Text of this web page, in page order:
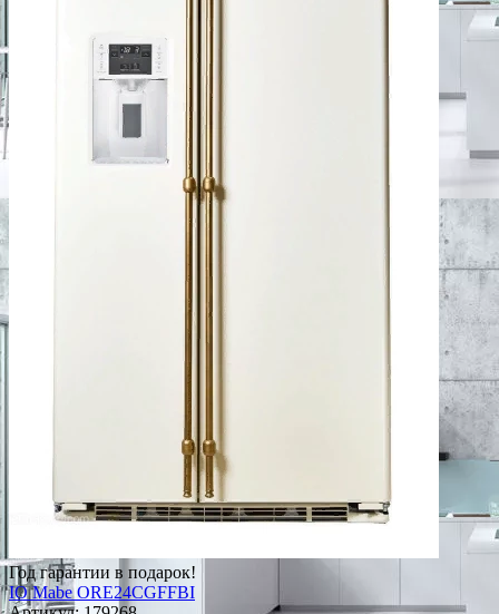
Год гарантии в подарок!
IO Mabe ORE24CGFFBI